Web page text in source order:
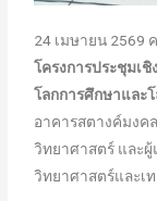
24 เมษายน 2569
โครงการประชุมเ
โลกการศึกษาและ
อาคารสตางค์มง
วิทยาศาสตร์ และ
วิทยาศาสตร์และเ